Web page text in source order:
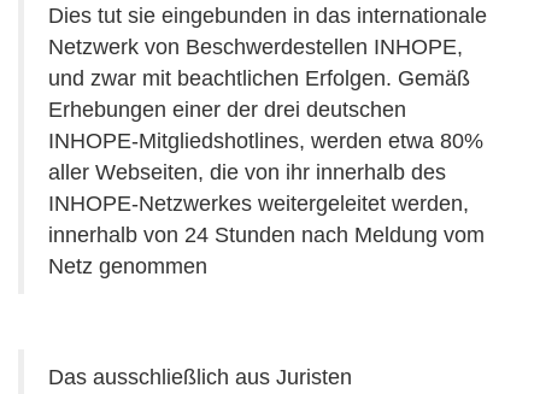
Dies tut sie eingebunden in das internationale
Netzwerk von Beschwerdestellen INHOPE,
und zwar mit beachtlichen Erfolgen. Gemäß
Erhebungen einer der drei deutschen
INHOPE-Mitgliedshotlines, werden etwa 80%
aller Webseiten, die von ihr innerhalb des
INHOPE-Netzwerkes weitergeleitet werden,
innerhalb von 24 Stunden nach Meldung vom
Netz genommen
Das ausschließlich aus Juristen